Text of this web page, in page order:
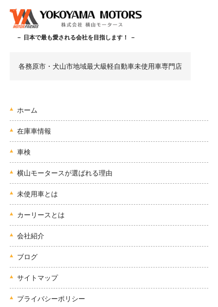
－ 日本で最も愛される会社を目指します！ －
各務原市・犬山市地域最大級軽自動車未使用車専門店
ホーム
在庫車情報
車検
横山モータースが選ばれる理由
未使用車とは
カーリースとは
会社紹介
ブログ
サイトマップ
プライバシーポリシー